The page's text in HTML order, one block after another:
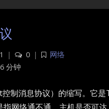
关闭
| 0 |
网络
6 分钟
消息协议）的缩写。它是